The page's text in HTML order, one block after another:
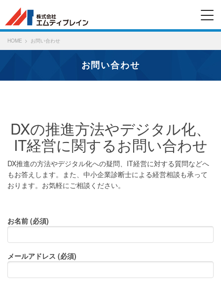
HOME お問い合わせ
お問い合わせ
DXの推進方法やデジタル化、
IT経営に関するお問い合わせ
DX推進の方法やデジタル化への疑問、IT経営に対する質問などへ
もお答えします。また、中小企業診断士による経営相談も承って
おります。お気軽にご相談ください。
お名前 (必須)
メールアドレス (必須)